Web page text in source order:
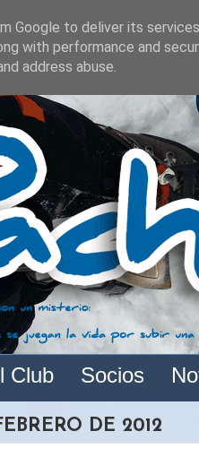
Club Socios
DE 2012
Google to deliver its
with performance and
address abuse.